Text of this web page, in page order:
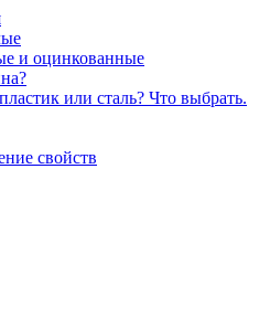
и оцинкованные
или сталь? Что выбрать.
свойств